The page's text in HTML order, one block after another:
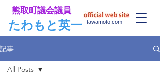
​たわもと英一
​熊取町議会議員
tawamoto.com
記事
All Posts